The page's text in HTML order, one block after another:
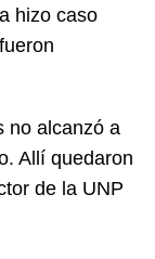
hizo caso
no alcanzó a
Allí quedaron
de la UNP